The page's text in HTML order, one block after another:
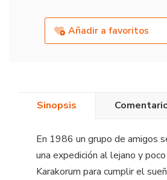
Añadir a favoritos
Sinopsis
En 1986 un grupo de amigos
una expedición al lejano y
Karakorum para cumplir el